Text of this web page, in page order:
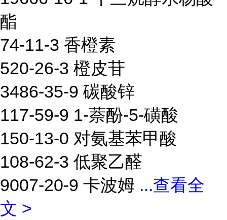
酯
74-11-3 香橙素
520-26-3 橙皮苷
3486-35-9 碳酸锌
117-59-9 1-萘酚-5-磺酸
150-13-0 对氨基苯甲酸
108-62-3 低聚乙醛
9007-20-9 卡波姆 ...查看全
文 >